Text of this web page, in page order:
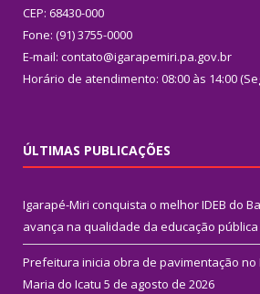
CEP: 68430-000
Fone: (91) 3755-0000
E-mail: contato@igarapemiri.pa.gov.br
Horário de atendimento: 08:00 às 14:00
ÚLTIMAS PUBLICAÇÕES
Igarapé-Miri conquista o melhor IDEB do
avança na qualidade da educação pública
Prefeitura inicia obra de pavimentação no
Maria do Icatu 5 de agosto de 2026